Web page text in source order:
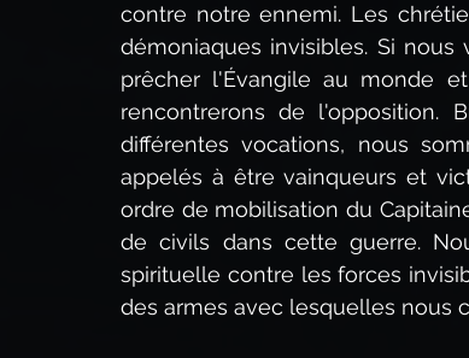
contre notre ennemi. Les
démoniaques invisibles. Si
prêcher l'Évangile au monde
rencontrerons de l'opposition.
différentes vocations, nous
appelés à être vainqueurs et
ordre de mobilisation du
de civils dans cette guerre.
spirituelle contre les forces
des armes avec lesquelles nous